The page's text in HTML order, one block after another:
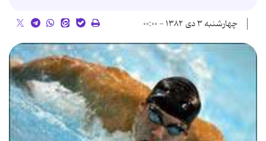
چهارشنبه ۳ دی ۱۳۸۲ - ۰۰:۰۰